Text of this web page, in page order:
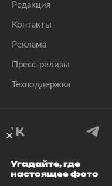
Редакция
Контакты
Реклама
Пресс-релизы
Техподдержка
©
Угадайте, где
настоящее фото